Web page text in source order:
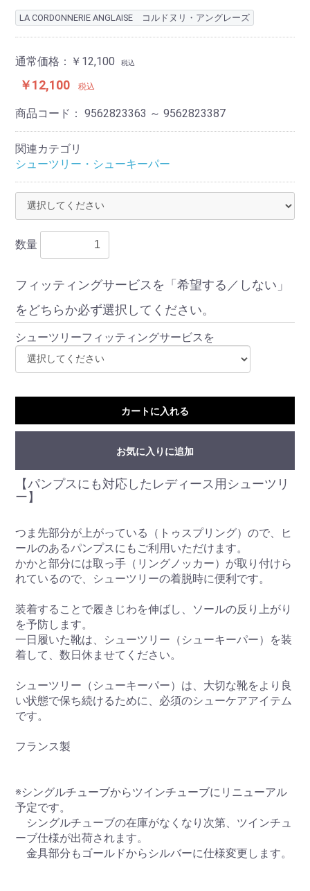
LA CORDONNERIE ANGLAISE コルドヌリ・アングレーズ
通常価格： ￥12,100 税込
￥12,100 税込
商品コード：9562823363 ～ 9562823387
関連カテゴリ
シューツリー・シューキーパー
数量
フィッティングサービスを「希望する／しない」
をどちらか必ず選択してください。
シューツリーフィッティングサービスを
カートに入れる
お気に入りに追加
【パンプスにも対応したレディース用シューツリ
ー】
つま先部分が上がっている（トゥスプリング）ので、ヒ
ールのあるパンプスにもご利用いただけます。
かかと部分には取っ手（リングノッカー）が取り付けら
れているので、シューツリーの着脱時に便利です。
装着することで履きじわを伸ばし、ソールの反り上がり
を予防します。
一日履いた靴は、シューツリー（シューキーパー）を装
着して、数日休ませてください。
シューツリー（シューキーパー）は、大切な靴をより良
い状態で保ち続けるために、必須のシューケアアイテム
です。
フランス製
※シングルチューブからツインチューブにリニューアル
予定です。
シングルチューブの在庫がなくなり次第、ツインチュ
ーブ仕様が出荷されます。
金具部分もゴールドからシルバーに仕様変更します。